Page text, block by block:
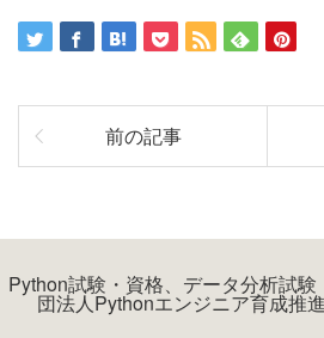
前の記事
Python試験・資格、データ分析試
団法人Pythonエンジニア育成推